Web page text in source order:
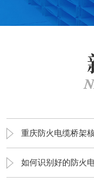
重庆防火电缆桥架
如何识别好的防火